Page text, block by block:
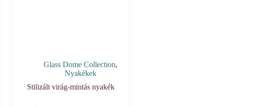
Glass Dome Collection,
Nyakékek
Stilizált virág-mintás nyakék